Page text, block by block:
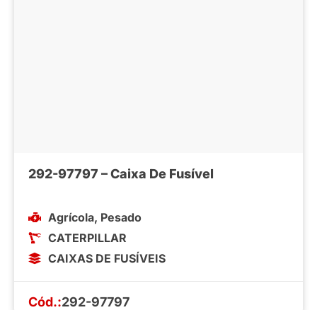
292-97797 – Caixa De Fusível
Agrícola, Pesado
CATERPILLAR
CAIXAS DE FUSÍVEIS
Cód.:292-97797